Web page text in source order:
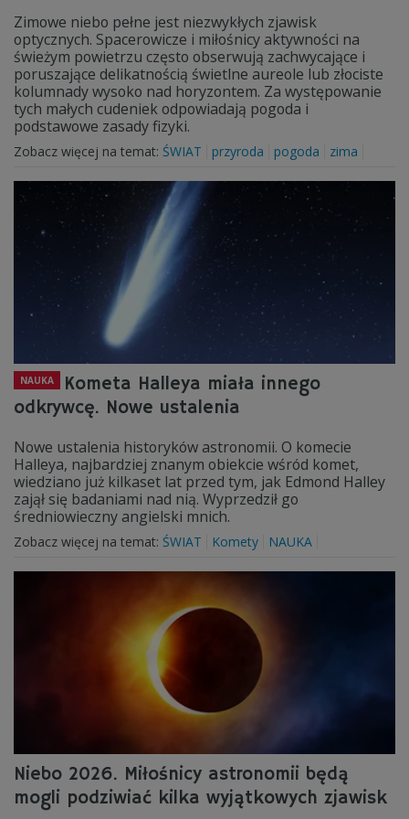
Zimowe niebo pełne jest niezwykłych zjawisk
optycznych. Spacerowicze i miłośnicy aktywności na
świeżym powietrzu często obserwują zachwycające i
poruszające delikatnością świetlne aureole lub złociste
kolumnady wysoko nad horyzontem. Za występowanie
tych małych cudeniek odpowiadają pogoda i
podstawowe zasady fizyki.
Zobacz więcej na temat: ŚWIAT przyroda pogoda zima
NAUKA
Kometa Halleya miała innego
odkrywcę. Nowe ustalenia
Nowe ustalenia historyków astronomii. O komecie
Halleya, najbardziej znanym obiekcie wśród komet,
wiedziano już kilkaset lat przed tym, jak Edmond Halley
zajął się badaniami nad nią. Wyprzedził go
średniowieczny angielski mnich.
Zobacz więcej na temat: ŚWIAT Komety NAUKA
Niebo 2026. Miłośnicy astronomii będą
mogli podziwiać kilka wyjątkowych zjawisk